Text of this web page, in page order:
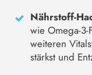
Nährstoff-
wie Omega-
weiteren
stärkst und